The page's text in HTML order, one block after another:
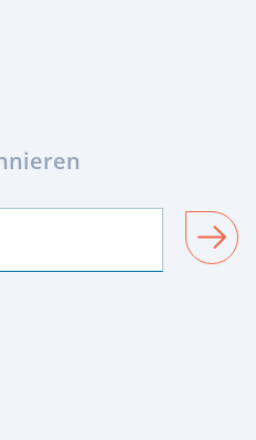
SENDEN
Youtube
uns auf Instagram
at Linkedin